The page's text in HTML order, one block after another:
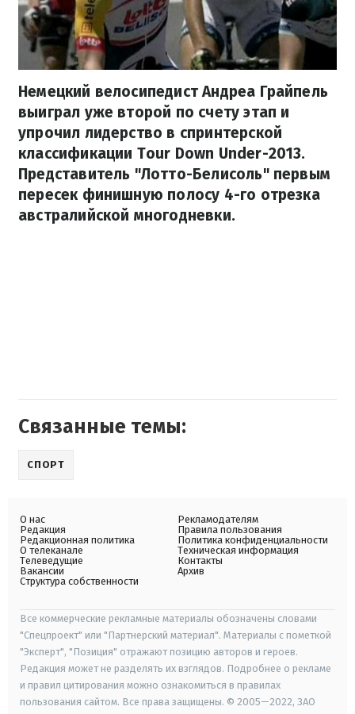
Немецкий велосипедист Андреа Грайпель
выиграл уже второй по счету этап и
упрочил лидерство в спринтерской
классификации Tour Down Under-2013.
Представитель "Лотто-Белисоль" первым
пересек финишную полосу 4-го отрезка
австралийской многодневки.
Связанные темы:
СПОРТ
О нас
Редакция
Редакционная политика
О телеканале
Телеведущие
Вакансии
Структура собственности
Рекламодателям
Правила пользования
Политика конфиденциальности
Техническая информация
Контакты
Архив
Все коммерческие рекламные материалы обозначены словами
"Спецпроект" или "Партнерский материал". Материалы с пометкой
"Эксперт", "Позиция" отражают позицию авторов и героев.
Редакция может не разделять их взглядов. Подробнее о рекламе
и правил цитирования можно ознакомиться в правилах
пользования сайтом. Все права защищены. © 2005—2022, ЗАО